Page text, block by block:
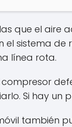
que el aire
el sistema
línea rota.
Si hay un
también